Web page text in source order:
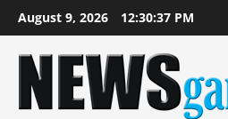
Skip
to
content
August 9, 2026 12:30:38 PM